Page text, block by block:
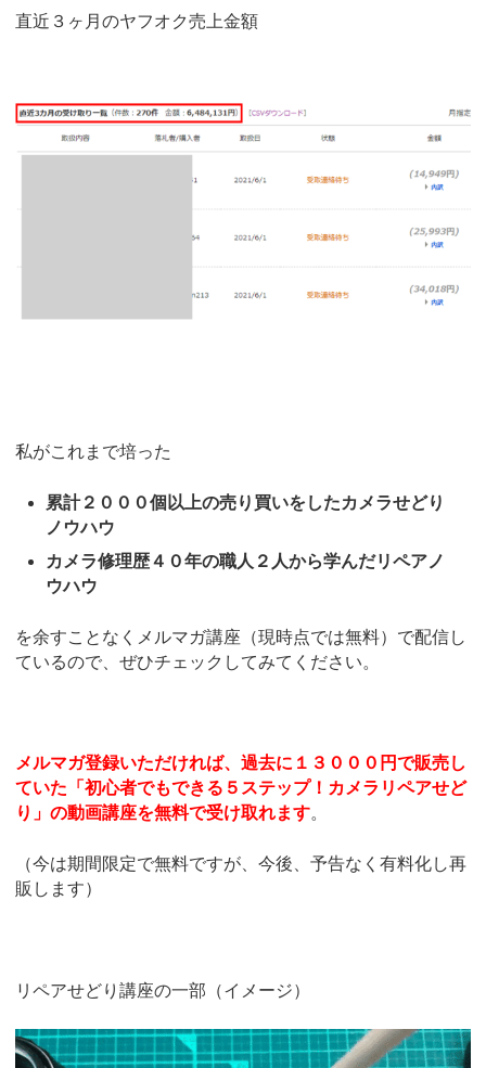
直近３ヶ月のヤフオク売上金額
私がこれまで培った
累計２０００個以上の売り買いをしたカメラせどり
ノウハウ
カメラ修理歴４０年の職人２人から学んだリペアノ
ウハウ
を余すことなくメルマガ講座（現時点では無料）で配信し
ているので、ぜひチェックしてみてください。
メルマガ登録いただければ、過去に１３０００円で販売し
ていた「初心者でもできる５ステップ！カメラリペアせど
り」の動画講座を無料で受け取れます。
（今は期間限定で無料ですが、今後、予告なく有料化し再
販します）
リペアせどり講座の一部（イメージ）